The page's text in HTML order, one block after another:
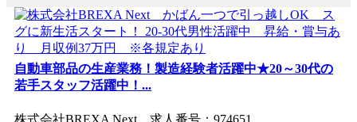
自動車部品の生産業務！製造経験者活躍中★20～30代の
若手スタッフ活躍中！...
株式会社BREXA Next 求人番号：974651